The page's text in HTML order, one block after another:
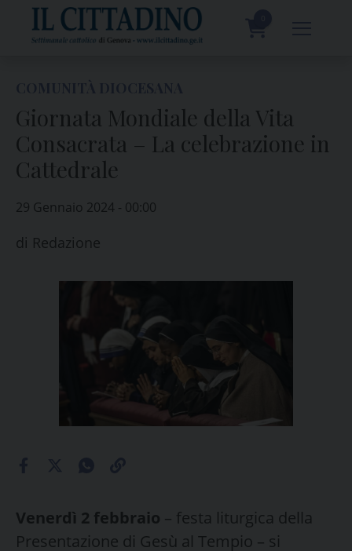
content
Giornata Mondiale della Vita
Consacrata – La celebrazione in
Cattedrale
29 Gennaio 2024 - 00:00
di Redazione
Venerdì 2 febbraio – festa liturgica della
Presentazione di Gesù al Tempio – si